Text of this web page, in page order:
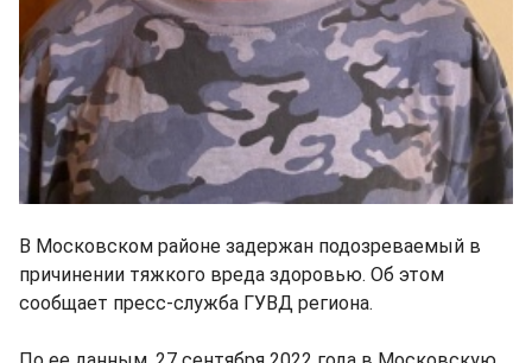
В Московском районе задержан подозреваемый в
причинении тяжкого вреда здоровью. Об этом
сообщает пресс-служба ГУВД региона.